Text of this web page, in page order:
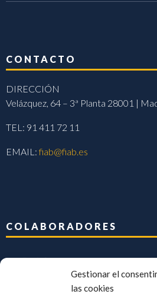
Gestionar el
las cookies
CONTACTO
DIRECCIÓN
Velázquez, 64 – 3ª Planta 28001 |
TEL: 91 411 72 11
EMAIL:fiab@fiab.es
COLABORADORES